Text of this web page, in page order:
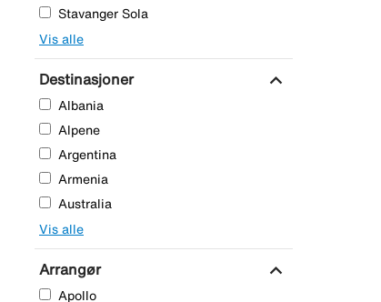
Stavanger Sola
Vis alle
Destinasjoner expand_more
Albania
Alpene
Argentina
Armenia
Australia
Vis alle
Arrangør expand_more
Apollo